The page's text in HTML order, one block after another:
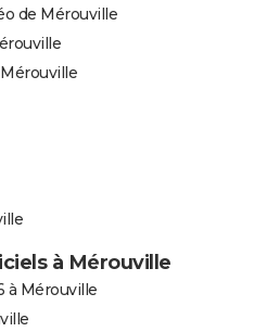
de Mérouville
à Mérouville
à Mérouville